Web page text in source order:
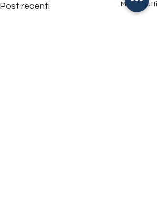
Post recenti Mostra tutti